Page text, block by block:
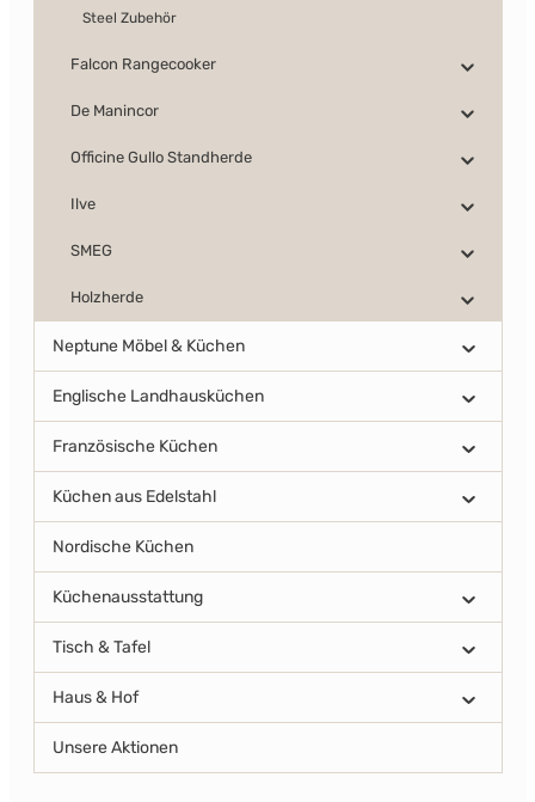
Steel Zubehör
Falcon Rangecooker
De Manincor
Officine Gullo Standherde
Ilve
SMEG
Holzherde
Neptune Möbel & Küchen
Englische Landhausküchen
Französische Küchen
Küchen aus Edelstahl
Nordische Küchen
Küchenausstattung
Tisch & Tafel
Haus & Hof
Unsere Aktionen